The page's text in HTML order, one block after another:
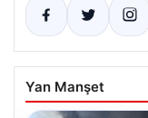
Yan Manşet